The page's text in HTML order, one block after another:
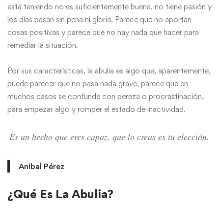
está teniendo no es suficientemente buena, no tiene pasión y
los días pasan sin pena ni gloria. Parece que no aportan
cosas positivas y parece que no hay nada que hacer para
remediar la situación.
Por sus características, la abulia es algo que, aparentemente,
puede parecer que no pasa nada grave, parece que en
muchos casos se confunde con pereza o procrastinación,
para empezar algo y romper el estado de inactividad.
Es un hecho que eres capaz, que lo creas es tu elección.
Anibal Pérez
¿Qué Es La Abulia?